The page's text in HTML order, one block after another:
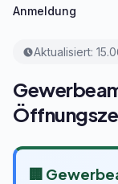
Anmeldung
Aktualisiert:
🏢